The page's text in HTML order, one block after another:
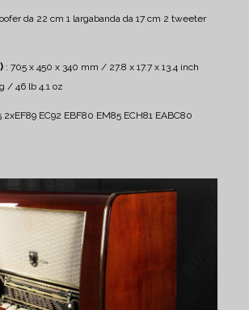
da 22 cm 1 largabanda da 17 cm 2 tweeter
: 705 x 450 x 340 mm / 27.8 x 17.7 x 13.4 inch
/ 46 lb 4.1 oz
2xEF89 EC92 EBF80 EM85 ECH81 EABC80